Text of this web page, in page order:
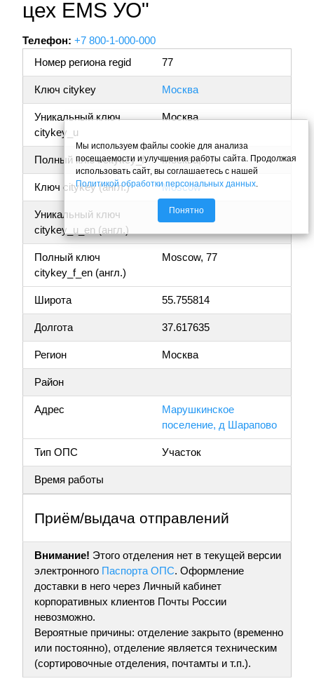
цех EMS УО"
Телефон: +7 800-1-000-000
Номер региона regid
77
Ключ citykey Москва
Уникальный ключ
citykey_u
Москва
Полный ключ citykey_f Москва, 77
Ключ citykey (англ.) Moscow
Уникальный ключ
citykey_u_en (англ.)
Moscow
Полный ключ
citykey_f_en (англ.)
Moscow, 77
Широта 55.755814
Долгота 37.617635
Регион Москва
Район
Адрес
Марушкинское
поселение, д Шарапово
Тип ОПС Участок
Время работы
Приём/выдача отправлений
Внимание! Этого отделения нет в текущей версии
электронного Паспорта ОПС. Оформление
доставки в него через Личный кабинет
корпоративных клиентов Почты России
невозможно.
Вероятные причины: отделение закрыто (временно
или постоянно), отделение является техническим
(сортировочные отделения, почтамты и т.п.).
Мы используем файлы cookie для анализа
посещаемости и улучшения работы сайта. Продолжая
использовать сайт, вы соглашаетесь с нашей
Политикой обработки персональных данных.
Понятно